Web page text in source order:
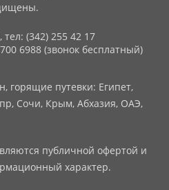
тел: (342) 255 42 17
6988 (звонок бесплатный)
горящие путевки: Египет,
Сочи, Крым, Абхазия, ОАЭ,
публичной офертой и
характер.